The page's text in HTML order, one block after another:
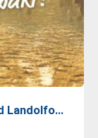
Landolfo…